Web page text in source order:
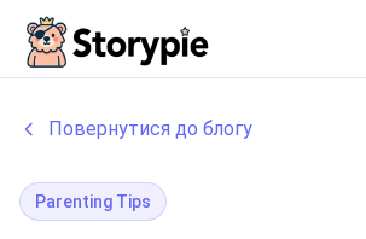
Повернутися до блогу
Parenting Tips